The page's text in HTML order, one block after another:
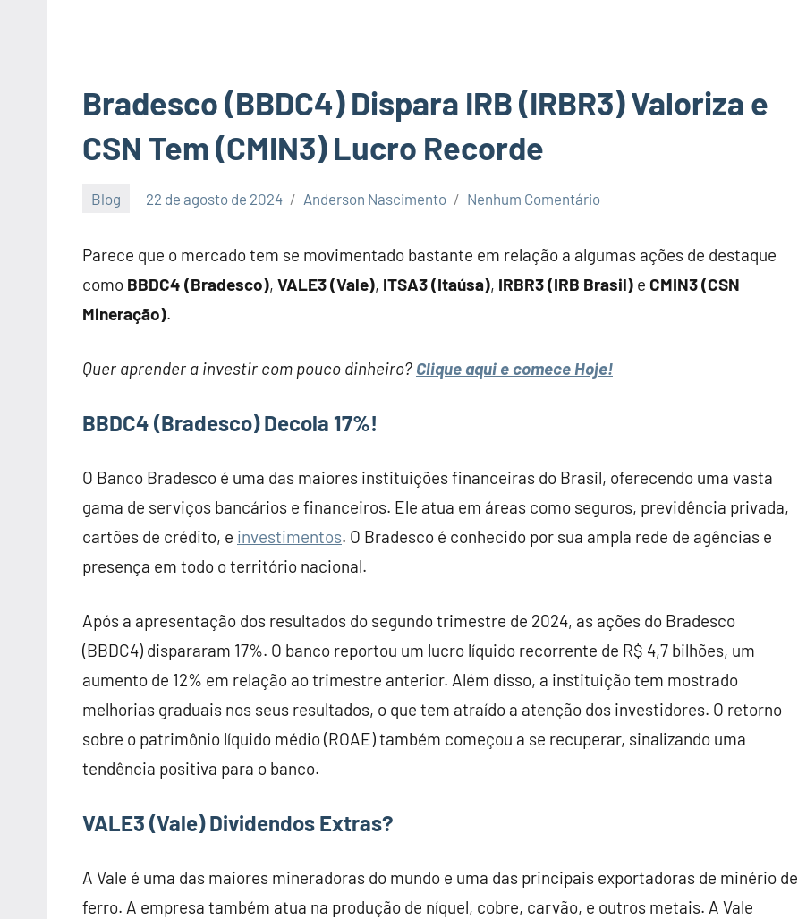
Bradesco (BBDC4) Dispara IRB (IRBR3) Valoriza e
CSN Tem (CMIN3) Lucro Recorde
Blog 22 de agosto de 2024 Anderson Nascimento Nenhum Comentário
Parece que o mercado tem se movimentado bastante em relação a algumas ações de destaque
como BBDC4 (Bradesco), VALE3 (Vale), ITSA3 (Itaúsa), IRBR3 (IRB Brasil) e CMIN3 (CSN
Mineração).
Quer aprender a investir com pouco dinheiro? Clique aqui e comece Hoje!
BBDC4 (Bradesco) Decola 17%!
O Banco Bradesco é uma das maiores instituições financeiras do Brasil, oferecendo uma vasta
gama de serviços bancários e financeiros. Ele atua em áreas como seguros, previdência privada,
cartões de crédito, e investimentos. O Bradesco é conhecido por sua ampla rede de agências e
presença em todo o território nacional.
Após a apresentação dos resultados do segundo trimestre de 2024, as ações do Bradesco
(BBDC4) dispararam 17%. O banco reportou um lucro líquido recorrente de R$ 4,7 bilhões, um
aumento de 12% em relação ao trimestre anterior. Além disso, a instituição tem mostrado
melhorias graduais nos seus resultados, o que tem atraído a atenção dos investidores. O retorno
sobre o patrimônio líquido médio (ROAE) também começou a se recuperar, sinalizando uma
tendência positiva para o banco.
VALE3 (Vale) Dividendos Extras?
A Vale é uma das maiores mineradoras do mundo e uma das principais exportadoras de minério de
ferro. A empresa também atua na produção de níquel, cobre, carvão, e outros metais. A Vale